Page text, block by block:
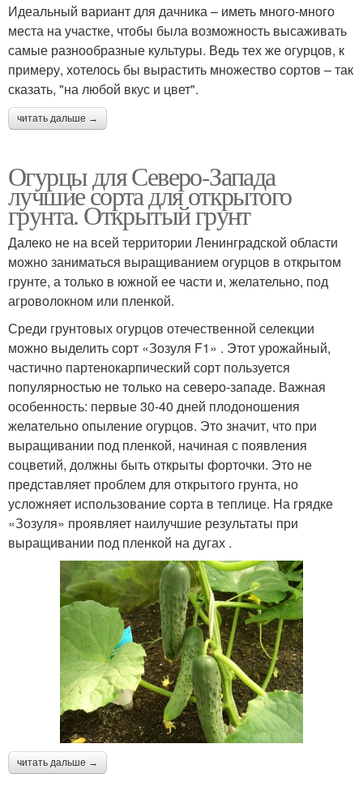
Идеальный вариант для дачника – иметь много-много
места на участке, чтобы была возможность высаживать
самые разнообразные культуры. Ведь тех же огурцов, к
примеру, хотелось бы вырастить множество сортов – так
сказать, "на любой вкус и цвет".
читать дальше →
Огурцы для Северо-Запада
лучшие сорта для открытого
грунта. Открытый грунт
Далеко не на всей территории Ленинградской области
можно заниматься выращиванием огурцов в открытом
грунте, а только в южной ее части и, желательно, под
агроволокном или пленкой.
Среди грунтовых огурцов отечественной селекции
можно выделить сорт «Зозуля F1» . Этот урожайный,
частично партенокарпический сорт пользуется
популярностью не только на северо-западе. Важная
особенность: первые 30-40 дней плодоношения
желательно опыление огурцов. Это значит, что при
выращивании под пленкой, начиная с появления
соцветий, должны быть открыты форточки. Это не
представляет проблем для открытого грунта, но
усложняет использование сорта в теплице. На грядке
«Зозуля» проявляет наилучшие результаты при
выращивании под пленкой на дугах .
читать дальше →